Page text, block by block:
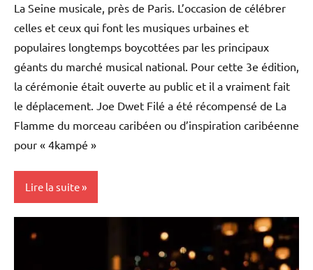
La Seine musicale, près de Paris. L’occasion de célébrer
celles et ceux qui font les musiques urbaines et
populaires longtemps boycottées par les principaux
géants du marché musical national. Pour cette 3e édition,
la cérémonie était ouverte au public et il a vraiment fait
le déplacement. Joe Dwet Filé a été récompensé de La
Flamme du morceau caribéen ou d’inspiration caribéenne
pour « 4kampé »
Lire la suite
Antilles-